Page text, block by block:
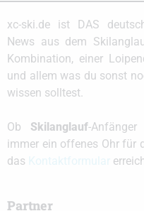
xc-ski.de ist DAS
News aus dem
Kombination, einer
und allem was du sonst
wissen solltest.
Ob Skilanglauf-
immer ein offenes Ohr für
das
Partner